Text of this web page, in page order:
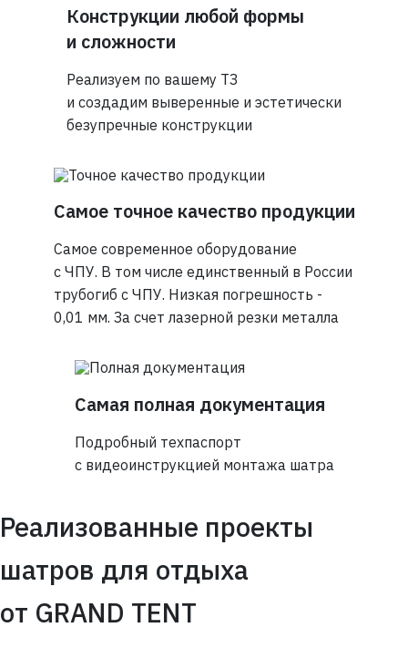
Конструкции любой формы
и сложности
Реализуем по вашему ТЗ
и создадим выверенные и эстетически
безупречные конструкции
Самое точное качество продукции
Самое современное оборудование
с ЧПУ. В том числе единственный в России
трубогиб с ЧПУ. Низкая погрешность -
0,01 мм. За счет лазерной резки металла
Самая полная документация
Подробный техпаспорт
с видеоинструкцией монтажа шатра
Реализованные проекты
шатров для отдыха
от GRAND TENT